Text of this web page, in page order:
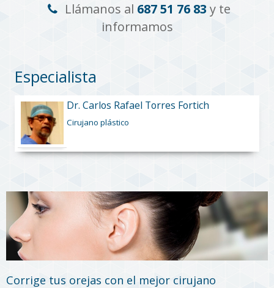
Llámanos al 687 51 76 83 y te
informamos
Especialista
Dr. Carlos Rafael Torres Fortich
Cirujano plástico
Corrige tus orejas con el mejor cirujano